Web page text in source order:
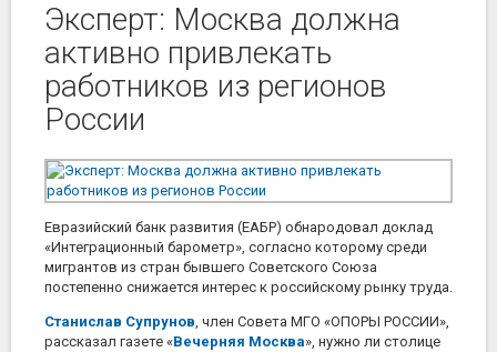
Эксперт: Москва должна
активно привлекать
работников из регионов
России
Евразийский банк развития (ЕАБР) обнародовал доклад
«Интеграционный барометр», согласно которому среди
мигрантов из стран бывшего Советского Союза
постепенно снижается интерес к российскому рынку труда.
Станислав Супрунов, член Совета МГО «ОПОРЫ РОССИИ»,
рассказал газете «Вечерняя Москва», нужно ли столице